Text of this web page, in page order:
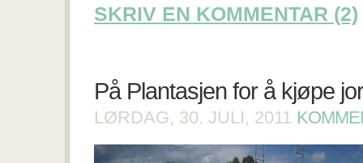
SKRIV EN KOMMENTAR (2)
På Plantasjen for å kjøpe
LØRDAG, 30. JULI, 2011